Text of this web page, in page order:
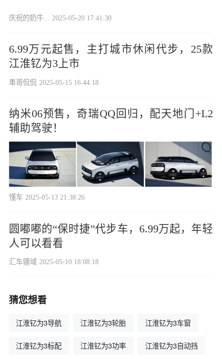
庆祝的奶牛... 2025-05-20 17:41:30
6.99万元起售，主打城市休闲代步，25款
江淮钇为3上市
車哥侃侃 2025-05-15 16:44:18
纳米06预售，奇瑞QQ回归，配天地门+L2
辅助驾驶！
懂车 2025-05-13 21:38:26
圆嘟嘟的“保时捷”代步车，6.99万起，年轻
人可以看看
汇车疆域 2025-05-10 18:08:18
猜您想看
江淮钇为3导航 江淮钇为3轮胎 江淮钇为3车窗
江淮钇为3标配 江淮钇为3功率 江淮钇为3自动挡